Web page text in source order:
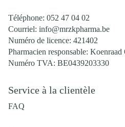
Téléphone: 052 47 04 02
Courriel: info@mrzkpharma.be
Numéro de licence: 421402
Pharmacien responsable: Koenraad
Numéro TVA: BE0439203330
Service à la clientèle
FAQ